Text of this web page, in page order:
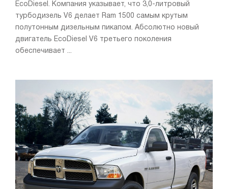
EcoDiesel. Компания указывает, что 3,0-литровый
турбодизель V6 делает Ram 1500 самым крутым
полутонным дизельным пикапом. Абсолютно новый
двигатель EcoDiesel V6 третьего поколения
обеспечивает ...